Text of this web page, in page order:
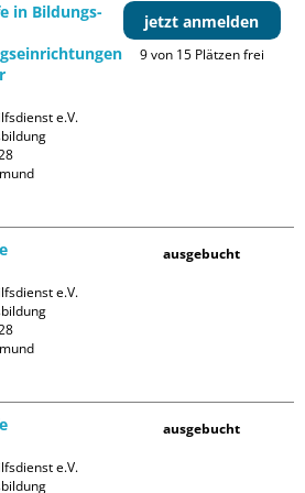
in Bildungs-
e.V.
jetzt anmelden
9 von 15 Plätzen frei
e.V.
ausgebucht
e.V.
ausgebucht